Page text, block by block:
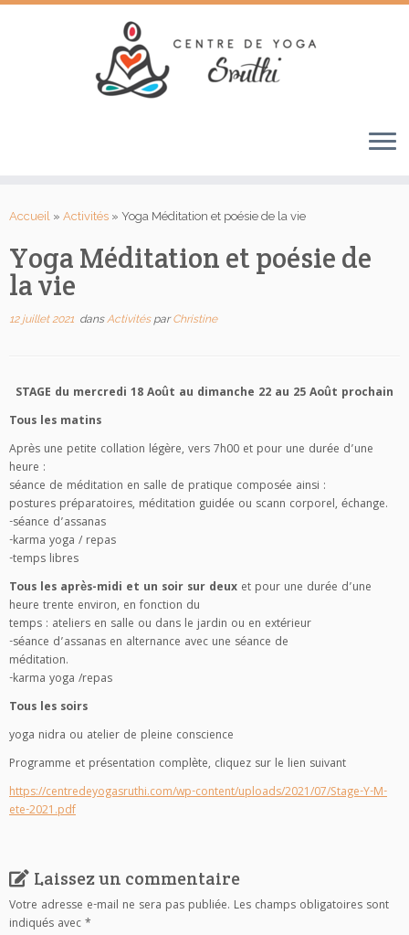
auAccueil » Activités » Yoga Méditation et poésie de la vie
Yoga Méditation et poésie de
la vie
12 juillet 2021 dansActivités parChristine
STAGE du mercredi 18 Août au dimanche 22 au 25 Août prochain
Tous les matins
Après une petite collation légère, vers 7h00 et pour une durée d’une
heure :
séance de méditation en salle de pratique composée ainsi :
postures préparatoires, méditation guidée ou scann corporel, échange.
-séance d’assanas
-karma yoga / repas
-temps libres
Tous les après-midi et un soir sur deux et pour une durée d’une
heure trente environ, en fonction du
temps : ateliers en salle ou dans le jardin ou en extérieur
-séance d’assanas en alternance avec une séance de
méditation.
-karma yoga /repas
Tous les soirs
yoga nidra ou atelier de pleine conscience
Programme et présentation complète, cliquez sur le lien suivant
https://centredeyogasruthi.com/wp-content/uploads/2021/07/Stage-Y-M-
ete-2021.pdf
Laissez un commentaire
Votre adresse e-mail ne sera pas publiée. Les champs obligatoires sont
indiqués avec*